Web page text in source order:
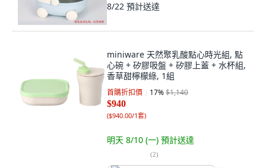
8/22 預計送達
miniware 天然聚乳酸點心時光組, 點
心碗 + 矽膠吸盤 + 矽膠上蓋 + 水杯組,
香草甜檸檬綠, 1組
首購折扣價 17%$1,140
$940
($940.00/1套)
明天 8/10 (一) 預計送達
(2)